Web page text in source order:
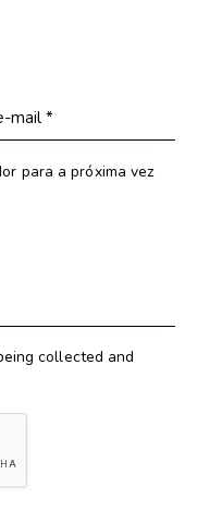
para a próxima vez
collected and